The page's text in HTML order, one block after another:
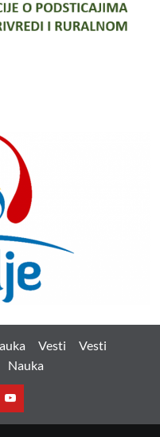
Vesti
Vesti
Nauka
Youtube